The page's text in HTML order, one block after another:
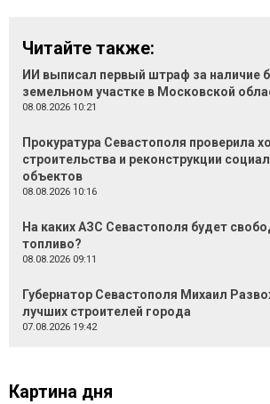
Читайте также:
ИИ выписал первый штраф за наличие
земельном участке в Московской
08.08.2026 10:21
Прокуратура Севастополя проверила
строительства и реконструкции
объектов
08.08.2026 10:16
На каких АЗС Севастополя будет
топливо?
08.08.2026 09:11
Губернатор Севастополя Михаил
лучших строителей города
07.08.2026 19:42
Картина дня